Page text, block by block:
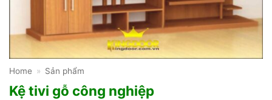
Home » Sản phẩm
Kệ tivi gỗ công nghiệp